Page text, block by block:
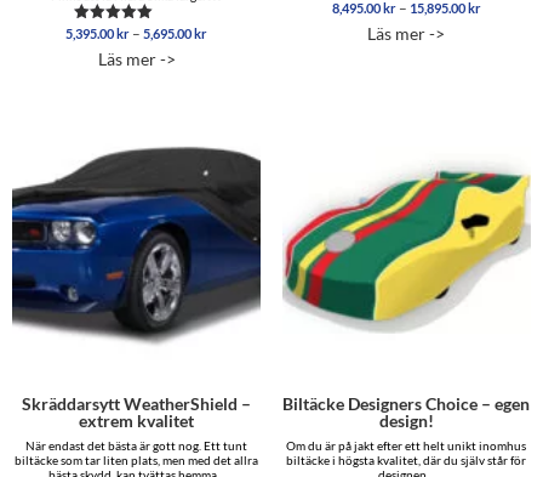
Betygsatt
av 5
5,395.00 kr – 5,695.00 krPrisintervall:
Läs mer ->
Betygsatt
av 5
8,495.00 kr – 15,895.00 kr
Läs mer ->
Skräddarsytt WeatherShield –
extrem kvalitet
När endast det bästa är gott nog. Ett tunt
biltäcke som tar liten plats, men med det allra
bästa skydd, kan tvättas hemma...
Biltäcke Designers Choice – egen
design!
Om du är på jakt efter ett helt unikt inomhus
biltäcke i högsta kvalitet, där du själv står för
designen...